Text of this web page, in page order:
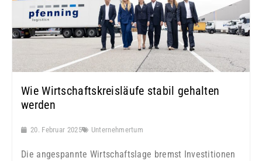
Wie Wirtschaftskreisläufe stabil gehalten
werden
20. Februar 2025 Unternehmertum
Die angespannte Wirtschaftslage bremst Investitionen